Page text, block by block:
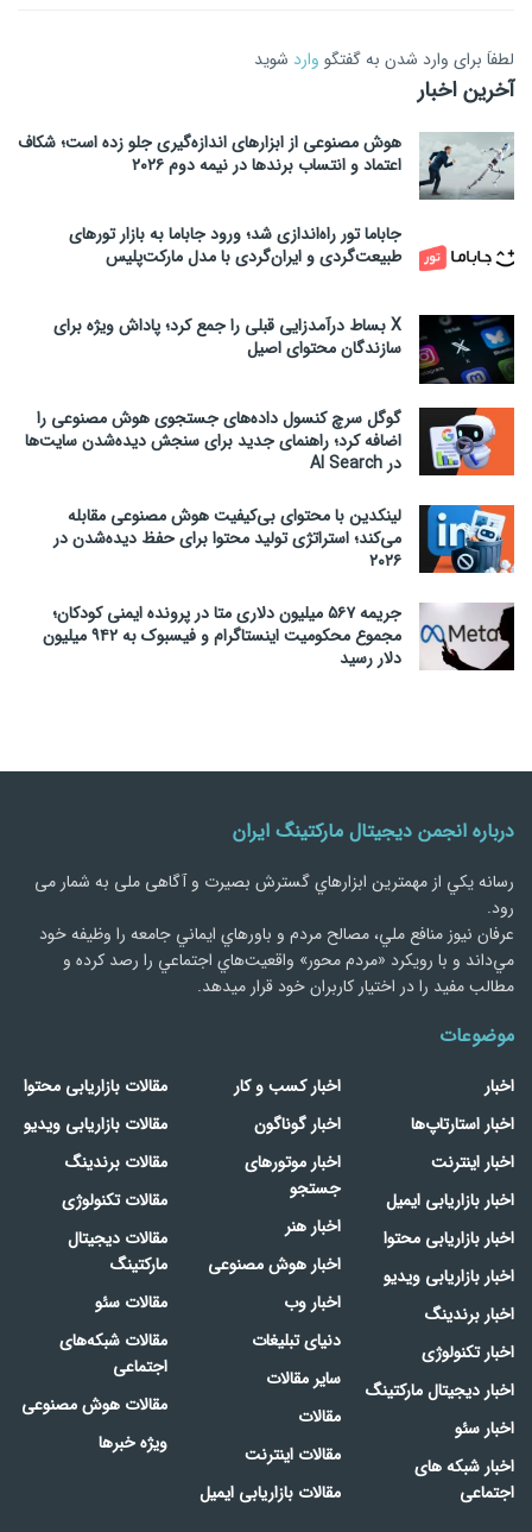
لطفاَ برای وارد شدن به گفتگو وارد شوید
آخرین اخبار
هوش مصنوعی از ابزارهای اندازه‌گیری جلو زده است؛ شکاف
اعتماد و انتساب برندها در نیمه دوم ۲۰۲۶
جاباما تور راه‌اندازی شد؛ ورود جاباما به بازار تورهای
طبیعت‌گردی و ایران‌گردی با مدل مارکت‌پلیس
X بساط درآمدزایی قبلی را جمع کرد؛ پاداش ویژه برای
سازندگان محتوای اصیل
گوگل سرچ کنسول داده‌های جستجوی هوش مصنوعی را
اضافه کرد؛ راهنمای جدید برای سنجش دیده‌شدن سایت‌ها
در AI Search
لینکدین با محتوای بی‌کیفیت هوش مصنوعی مقابله
می‌کند؛ استراتژی تولید محتوا برای حفظ دیده‌شدن در
۲۰۲۶
جریمه ۵۶۷ میلیون دلاری متا در پرونده ایمنی کودکان؛
مجموع محکومیت اینستاگرام و فیسبوک به ۹۴۲ میلیون
دلار رسید
درباره انجمن دیجیتال مارکتینگ ایران
رسانه يكي از مهمترین ابزارهاي گسترش بصیرت و آگاهی ملی به شمار می
رود.
عرفان نیوز منافع ملي، مصالح مردم و باورهاي ايماني جامعه را وظيفه خود
مي‌داند و با رويكرد «مردم‌ محور» واقعيت‌هاي اجتماعي را رصد کرده و
مطالب مفید را در اختیار کاربران خود قرار میدهد.
موضوعات
اخبار
اخبار استارتاپ‌ها
اخبار اینترنت
اخبار بازاریابی ایمیل
اخبار بازاریابی محتوا
اخبار بازاریابی ویدیو
اخبار برندینگ
اخبار تکنولوژی
اخبار دیجیتال مارکتینگ
اخبار سئو
اخبار شبکه های
اجتماعی
اخبار کسب و کار
اخبار گوناگون
اخبار موتورهای
جستجو
اخبار هنر
اخبار هوش مصنوعی
اخبار وب
دنیای تبلیغات
سایر مقالات
مقالات
مقالات اینترنت
مقالات بازاریابی ایمیل
مقالات بازاریابی محتوا
مقالات بازاریابی ویدیو
مقالات برندینگ
مقالات تکنولوژی
مقالات دیجیتال
مارکتینگ
مقالات سئو
مقالات شبکه‌های
اجتماعی
مقالات هوش مصنوعی
ویژه خبرها